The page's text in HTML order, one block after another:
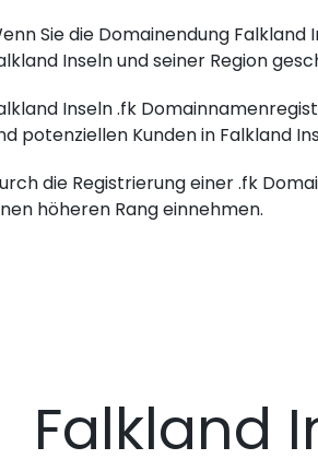
Sie die Domainendung
Inseln und seiner Region
Inseln .fk
potenziellen Kunden in Falkland
die Registrierung einer .fk
höheren Rang einnehmen.
Falkland